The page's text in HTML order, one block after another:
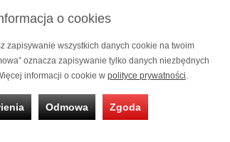
w wysokiej klasy cyfrowy procesor dźwięku
Specjalnie zaprojektowany przetwornik
w krytycznym zakresie średnich
modeli komputerowych,
to eliminuje rezonanse fali
brzmienie z dobrze zdefiniowanymi basami,
tymi kwestiami technicznymi.
o cookies
zapisywanie wszystkich danych cookie na twoim
oznacza zapisywanie tylko danych niezbędnych
informacji o cookie w polityce prywatności.
Odmowa Zgoda